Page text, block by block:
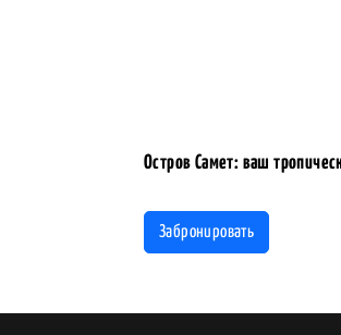
Остров Самет: ваш
Забронировать